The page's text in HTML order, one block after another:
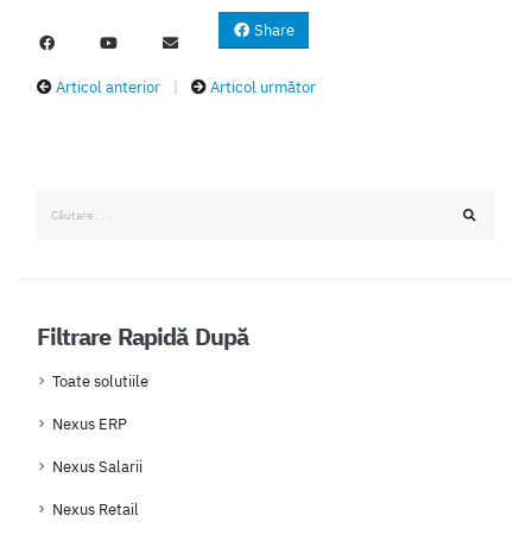
Share
Articol anterior Articol următor
Filtrare Rapidă După
Toate solutiile
Nexus ERP
Nexus Salarii
Nexus Retail